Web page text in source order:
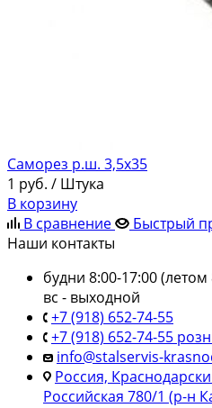
Саморез р.ш. 3,5х35
1 руб. / Штука
В корзину
В сравнение
Быстрый
Наши контакты
будни 8:00-17:00 (летом
вс - выходной
+7 (918) 652-74-55
+7 (918) 652-74-55
info@stalservis-
Россия,
Российская 780/1 (р-н